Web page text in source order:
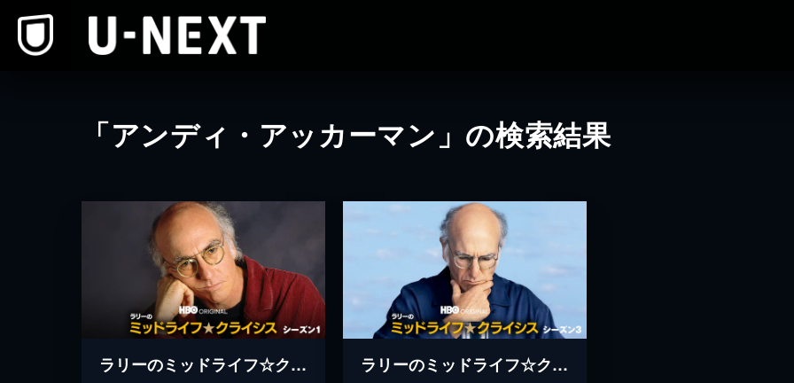
「アンディ・アッカーマン」の検索結果
ラリーのミッドライフ☆クライシス シーズン１ ラリーのミッドライフ☆クライシス シーズン３